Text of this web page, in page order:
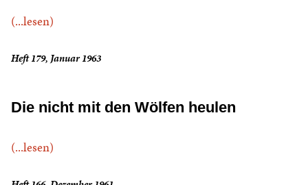
(...lesen)
Heft 179, Januar 1963
Die nicht mit den Wölfen heulen
(...lesen)